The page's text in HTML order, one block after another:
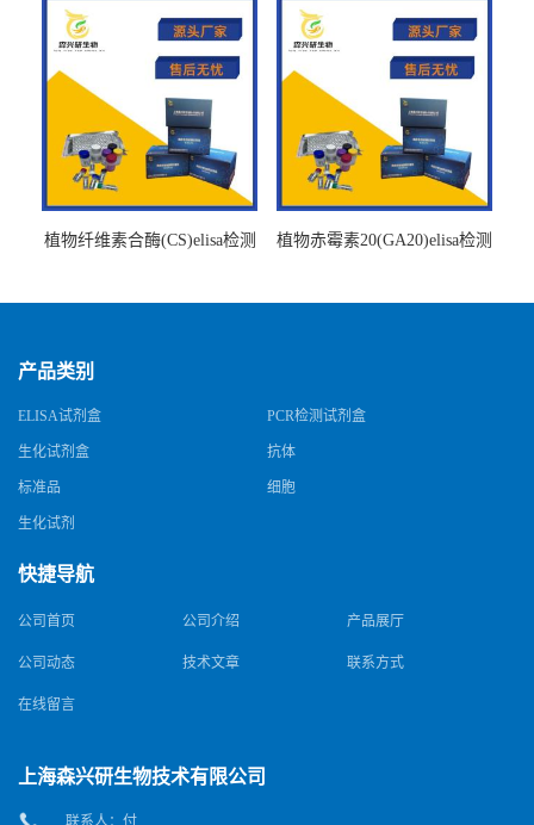
植物纤维素合酶(CS)elisa检测
植物赤霉素20(GA20)elisa检测
产品类别
ELISA试剂盒 PCR检测试剂盒
生化试剂盒 抗体
标准品 细胞
生化试剂
快捷导航
公司首页 公司介绍 产品展厅
公司动态 技术文章 联系方式
在线留言
上海森兴研生物技术有限公司
联系人：付